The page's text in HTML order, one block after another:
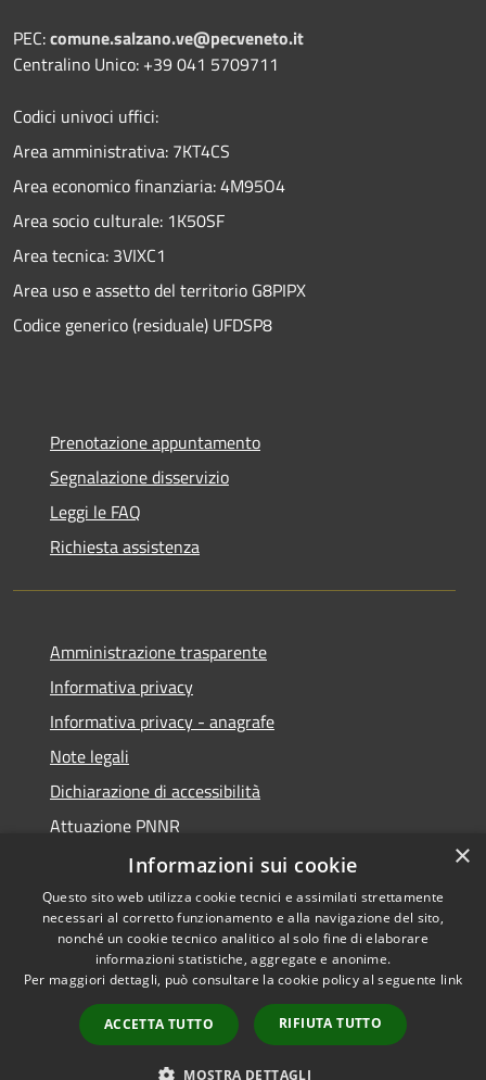
PEC:comune.salzano.ve@pecveneto.it
Centralino Unico: +39 041 5709711
Codici univoci uffici:
Area amministrativa: 7KT4CS
Area economico finanziaria: 4M95O4
Area socio culturale: 1K50SF
Area tecnica: 3VIXC1
Area uso e assetto del territorio G8PIPX
Codice generico (residuale) UFDSP8
Prenotazione appuntamento
Segnalazione disservizio
Leggi le FAQ
Richiesta assistenza
Amministrazione trasparente
Informativa privacy
Informativa privacy - anagrafe
Note legali
Dichiarazione di accessibilità
Attuazione PNNR
Whistleblowing
RSS
Accessibilità
Copyright © 2026 • Comune di
Municipium•
Accesso
redazione
×
Informazioni sui cookie
Questo sito web utilizza cookie tecnici e assimilati strettamente
necessari al corretto funzionamento e alla navigazione del sito,
nonché un cookie tecnico analitico al solo fine di elaborare
informazioni statistiche, aggregate e anonime.
Per maggiori dettagli, può consultare la cookie policy al seguente link
ACCETTA TUTTO RIFIUTA TUTTO
MOSTRA DETTAGLI